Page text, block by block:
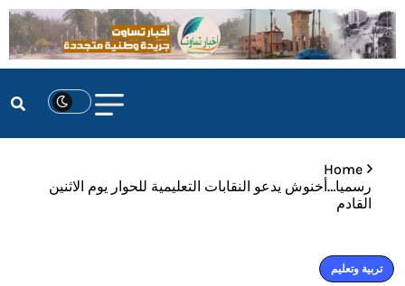
Home
رسميا…أخنوش يدعو النقابات التعليمية للحوار يوم الاثنين
القادم
تربية وتعليم